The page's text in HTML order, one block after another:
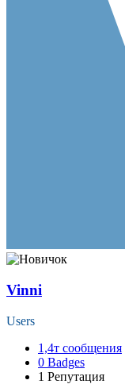
Vinni
Users
1,4т сообщения
0 Badges
1 Репутация